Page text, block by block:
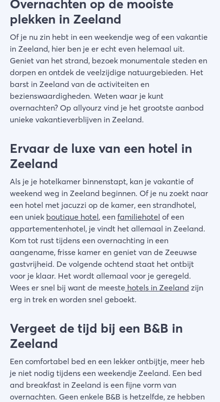
Overnachten op de mooiste
plekken in Zeeland
Of je nu zin hebt in een weekendje weg of een vakantie
in Zeeland, hier ben je er echt even helemaal uit.
Geniet van het strand, bezoek monumentale steden en
dorpen en ontdek de veelzijdige natuurgebieden. Het
barst in Zeeland van de activiteiten en
bezienswaardigheden. Weten waar je kunt
overnachten? Op allyourz vind je het grootste aanbod
unieke vakantieverblijven in Zeeland.
Ervaar de luxe van een hotel in
Zeeland
Als je je hotelkamer binnenstapt, kan je vakantie of
weekend weg in Zeeland beginnen. Of je nu zoekt naar
een hotel met jacuzzi op de kamer, een strandhotel,
een uniek boutique hotel, een familiehotel of een
appartementenhotel, je vindt het allemaal in Zeeland.
Kom tot rust tijdens een overnachting in een
aangename, frisse kamer en geniet van de Zeeuwse
gastvrijheid. De volgende ochtend staat het ontbijt
voor je klaar. Het wordt allemaal voor je geregeld.
Wees er snel bij want de meeste hotels in Zeeland zijn
erg in trek en worden snel geboekt.
Vergeet de tijd bij een B&B in
Zeeland
Een comfortabel bed en een lekker ontbijtje, meer heb
je niet nodig tijdens een weekendje Zeeland. Een bed
and breakfast in Zeeland is een fijne vorm van
overnachten. Geen enkele B&B is hetzelfde, ze hebben